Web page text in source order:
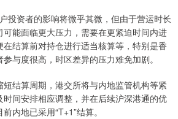
投资者的影响将微乎其微，但由于营运时长
能面临更大压力，需要在更紧迫时间内进
结算前对持仓进行适当核算等，特别是香
与度很高，时区差异的压力难免加剧。
结算周期，港交所将与内地监管机构等紧
间安排相应调整，并在后续沪深港通的优
内地已采用“T+1”结算。